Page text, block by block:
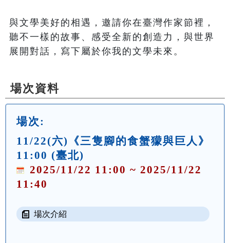
與文學美好的相遇，邀請你在臺灣作家節裡，
聽不一樣的故事、感受全新的創造力，與世界
場次資料
場次:
11/22(六)《三隻腳的食蟹獴與巨人》
11:00 (臺北)
2025/11/22 11:00 ~ 2025/11/22
11:40
場次介紹